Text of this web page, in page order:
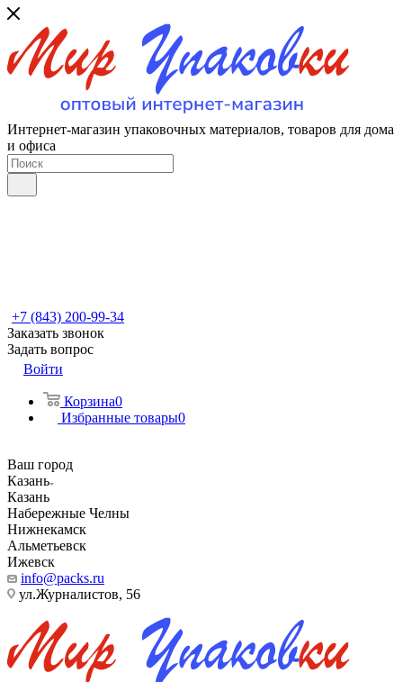
Интернет-магазин упаковочных материалов, товаров для дома
и офиса
+7 (843) 200-99-34
Заказать звонок
Задать вопрос
Войти
Корзина0
Избранные товары0
Ваш город
Казань
Казань
Набережные Челны
Нижнекамск
Альметьевск
Ижевск
info@packs.ru
ул.Журналистов, 56